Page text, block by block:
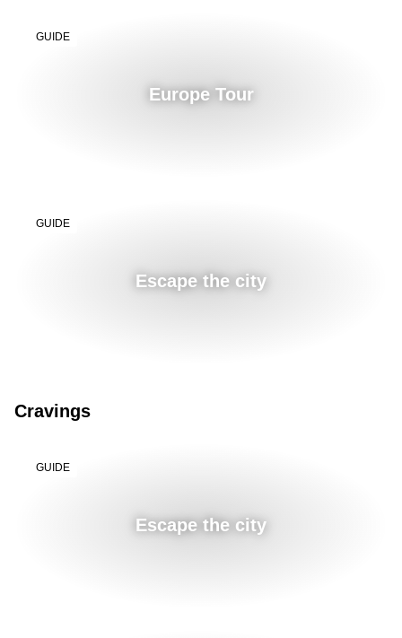
GUIDE
Europe Tour
GUIDE
Escape the city
Cravings
GUIDE
Escape the city